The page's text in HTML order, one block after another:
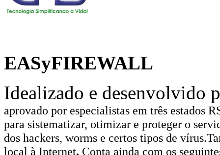
EASyFIREWALL
Idealizado e desenvolvido
aprovado por especialistas em três estados
para sistematizar, otimizar e proteger o
dos hackers, worms e certos tipos de vírus.
local à Internet. Conta ainda com os